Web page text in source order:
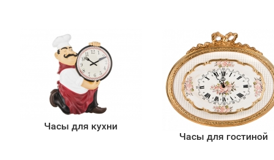
Часы для кухни
Часы для гостиной